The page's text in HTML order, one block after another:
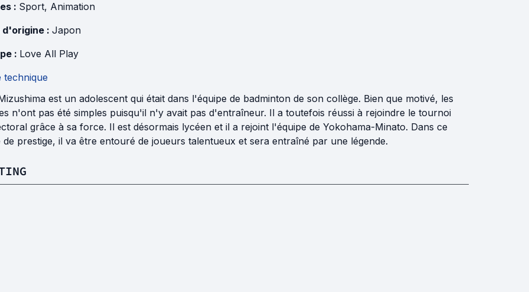
: Sport, Animation
d'origine : Japon
: Love All Play
technique
est un adolescent qui était dans l'équipe de badminton de son collège. Bien que motivé, les
n'ont pas été simples puisqu'il n'y avait pas d'entraîneur. Il a toutefois réussi à rejoindre le tournoi
grâce à sa force. Il est désormais lycéen et il a rejoint l'équipe de Yokohama-Minato. Dans ce
de prestige, il va être entouré de joueurs talentueux et sera entraîné par une légende.